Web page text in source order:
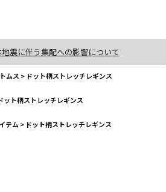
震に伴う集配への影響について
ムス > ドット柄ストレッチレギンス
ット柄ストレッチレギンス
テム > ドット柄ストレッチレギンス